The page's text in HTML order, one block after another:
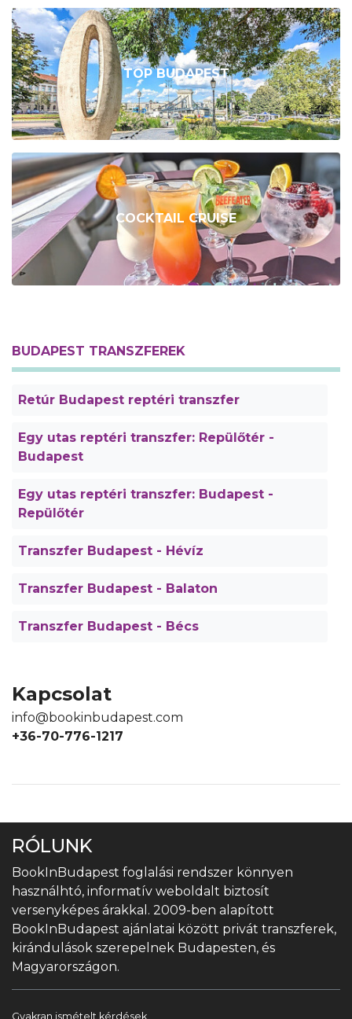
TOP BUDAPEST
COCKTAIL CRUISE
BUDAPEST TRANSZFEREK
Retúr Budapest reptéri transzfer
Egy utas reptéri transzfer: Repülőtér -
Budapest
Egy utas reptéri transzfer: Budapest -
Repülőtér
Transzfer Budapest - Hévíz
Transzfer Budapest - Balaton
Transzfer Budapest - Bécs
Kapcsolat
info@bookinbudapest.com
+36-70-776-1217
RÓLUNK
BookInBudapest foglalási rendszer könnyen
használhtó, informatív weboldalt biztosít
versenyképes árakkal. 2009-ben alapított
BookInBudapest ajánlatai között privát transzferek,
kirándulások szerepelnek Budapesten, és
Magyarországon.
Gyakran ismételt kérdések